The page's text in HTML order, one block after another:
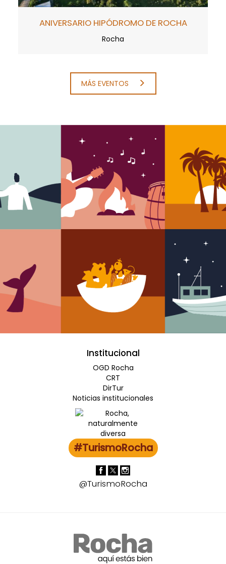
ANIVERSARIO HIPÓDROMO DE ROCHA
Rocha
MÁS EVENTOS
Institucional
OGD Rocha
CRT
DirTur
Noticias institucionales
#TurismoRocha
@TurismoRocha